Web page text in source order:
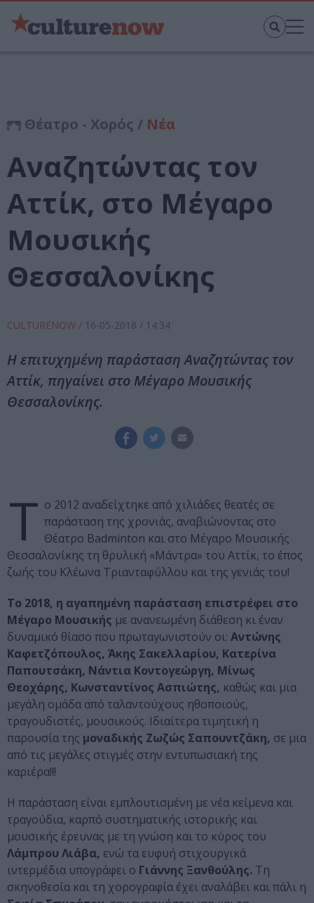
Θέατρο - Χορός / Νέα
Αναζητώντας τον
Αττίκ, στο Μέγαρο
Μουσικής
Θεσσαλονίκης
CULTURENOW / 16-05-2018 / 14:34
Η επιτυχημένη παράσταση Αναζητώντας τον
Αττίκ, πηγαίνει στο Μέγαρο Μουσικής
Θεσσαλονίκης.
Τ ο 2012 αναδείχτηκε από χιλιάδες θεατές σε
παράσταση της χρονιάς, αναβιώνοντας στο
Θέατρο Badminton και στο Μέγαρο Μουσικής
Θεσσαλονίκης τη θρυλική «Μάντρα» του Αττίκ, το έπος
ζωής του Κλέωνα Τριανταφύλλου και της γενιάς του!
Το 2018, η αγαπημένη παράσταση επιστρέφει στο
Μέγαρο Μουσικής με ανανεωμένη διάθεση κι έναν
δυναμικό θίασο που πρωταγωνιστούν οι: Αντώνης
Καφετζόπουλος, Άκης Σακελλαρίου, Κατερίνα
Παπουτσάκη, Νάντια Κοντογεώργη, Μίνως
Θεοχάρης, Κωνσταντίνος Ασπιώτης, καθώς και μια
μεγάλη ομάδα από ταλαντούχους ηθοποιούς,
τραγουδιστές, μουσικούς. Ιδιαίτερα τιμητική η
παρουσία της μοναδικής Ζωζώς Σαπουντζάκη, σε μια
από τις μεγάλες στιγμές στην εντυπωσιακή της
καριέρα!!!
Η παράσταση είναι εμπλουτισμένη με νέα κείμενα και
τραγούδια, καρπό συστηματικής ιστορικής και
μουσικής έρευνας με τη γνώση και το κύρος του
Λάμπρου Λιάβα, ενώ τα ευφυή στιχουργικά
ιντερμέδια υπογράφει ο Γιάννης Ξανθούλης. Τη
σκηνοθεσία και τη χορογραφία έχει αναλάβει και πάλι η